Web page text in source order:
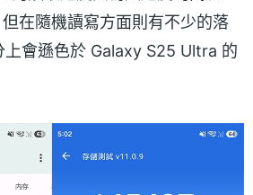
在隨機讀寫方面則有不少的落
上會遜色於 Galaxy S25 Ultra 的